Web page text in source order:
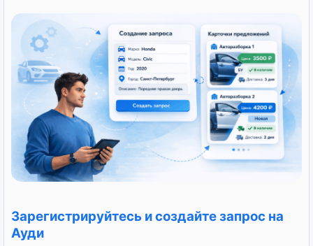
Зарегистрируйтесь и создайте запрос на
Ауди